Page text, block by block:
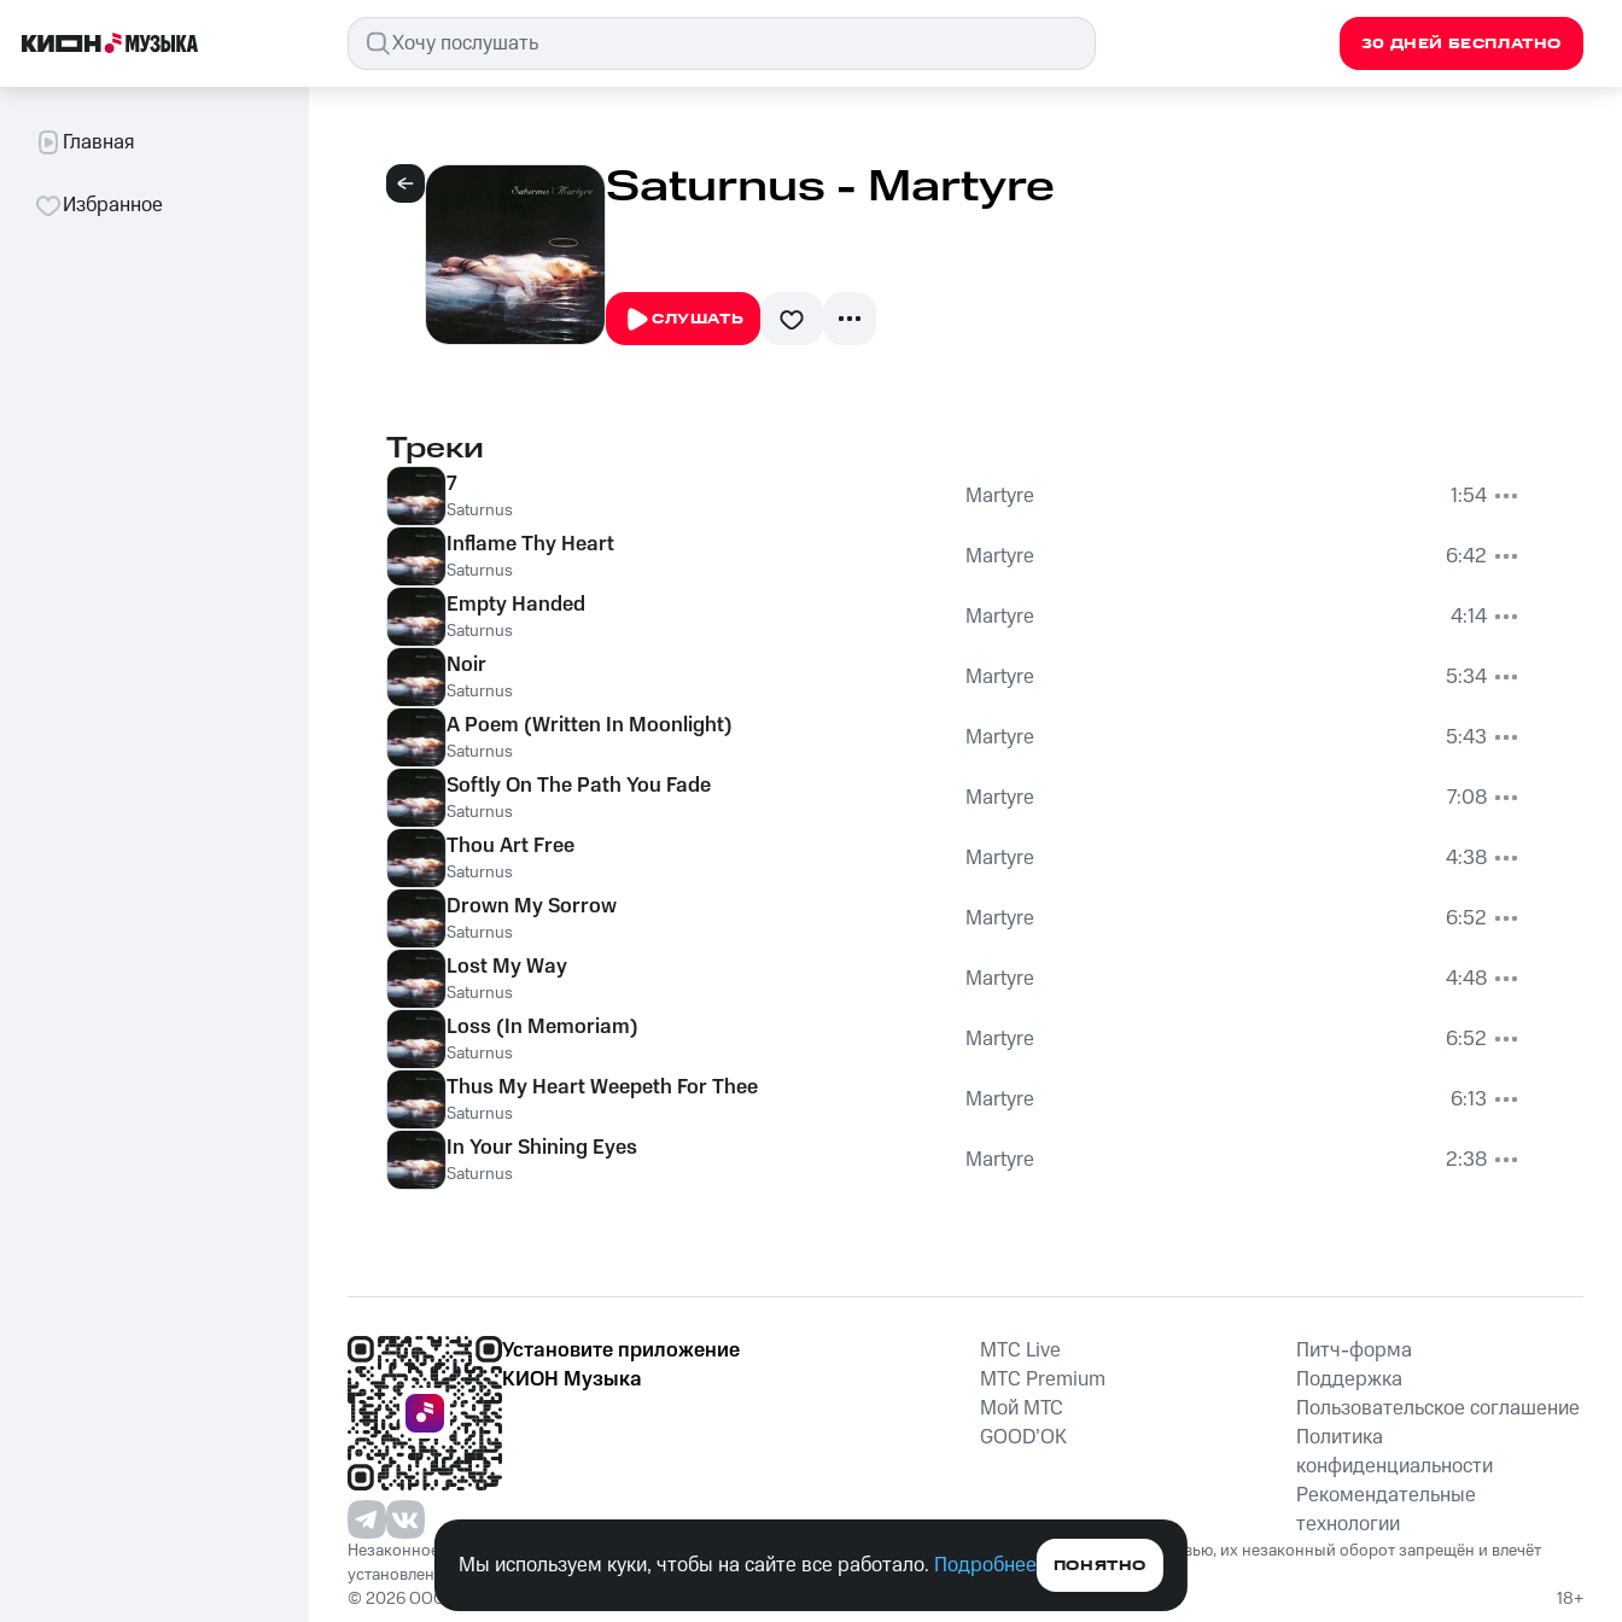
30 ДНЕЙ БЕСПЛАТНО
Главная
Избранное Saturnus - Martyre
СЛУШАТЬ
Треки
7
Saturnus Martyre
1:54
Inflame Thy Heart
Saturnus Martyre
6:42
Empty Handed
Saturnus Martyre
4:14
Noir
Saturnus Martyre
5:34
A Poem (Written In Moonlight)
Saturnus Martyre
5:43
Softly On The Path You Fade
Saturnus Martyre
7:08
Thou Art Free
Saturnus Martyre
4:38
Drown My Sorrow
Saturnus Martyre
6:52
Lost My Way
Saturnus Martyre
4:48
Loss (In Memoriam)
Saturnus Martyre
6:52
Thus My Heart Weepeth For Thee
Saturnus Martyre
6:13
In Your Shining Eyes
Saturnus Martyre 2:38
Установите приложение
КИОН Музыка
MTС Live
MTС Premium
Мой МТС
GOOD’OK
Питч-форма
Поддержка
Пользовательское соглашение
Политика
конфиденциальности
Рекомендательные
технологии
Незаконное потребление наркотических средств, психотропных веществ, их аналогов причиняет вред здоровью, их незаконный оборот запрещён и влечёт
установленную законодательством ответственность.
© 2026 ООО «КИОН». Все права защищены
18+
Мы используем куки, чтобы на сайте все работало. Подробнее ПОНЯТНО